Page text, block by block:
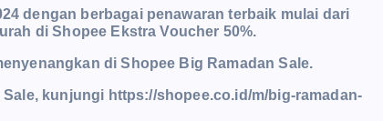
dengan berbagai penawaran terbaik mulai dari
di Shopee Ekstra Voucher 50%.
di Shopee Big Ramadan Sale.
kunjungi https://shopee.co.id/m/big-ramadan-